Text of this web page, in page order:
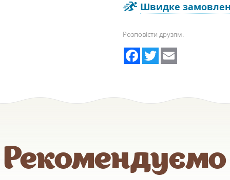
Швидке
Розповісти друзям:
Facebook
Twitter
Рекомендуємо